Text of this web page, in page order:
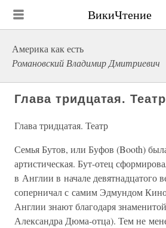
ВикиЧтение
Америка как есть
Романовский Владимир Дмитриевич
Глава тридцатая. Театр
Глава тридцатая. Театр
Семья Бутов, или Буфов (Booth)
артистическая. Бут-отец
в Англии в начале девятнадцатого
соперничал с самим Эдмундом
Англии знают благодаря
Александра Дюма-отца). Тем не